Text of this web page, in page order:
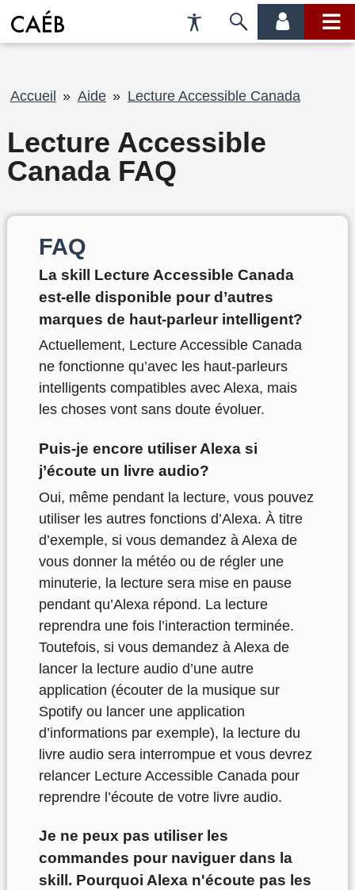
Préférences
d'accessibilité
Passer
recherche
menu
menu
Fil
Accueil Aide Lecture Accessible Canada
Lecture Accessible
Canada FAQ
FAQ
La skill Lecture Accessible Canada
est-elle disponible pour d’autres
marques de haut-parleur intelligent?
Actuellement, Lecture Accessible Canada
ne fonctionne qu’avec les haut-parleurs
intelligents compatibles avec Alexa, mais
les choses vont sans doute évoluer.
Puis-je encore utiliser Alexa si
j’écoute un livre audio?
Oui, même pendant la lecture, vous pouvez
utiliser les autres fonctions d’Alexa. À titre
d’exemple, si vous demandez à Alexa de
vous donner la météo ou de régler une
minuterie, la lecture sera mise en pause
pendant qu’Alexa répond. La lecture
reprendra une fois l’interaction terminée.
Toutefois, si vous demandez à Alexa de
lancer la lecture audio d’une autre
application (écouter de la musique sur
Spotify ou lancer une application
d’informations par exemple), la lecture du
livre audio sera interrompue et vous devrez
relancer Lecture Accessible Canada pour
reprendre l’écoute de votre livre audio.
Je ne peux pas utiliser les
commandes pour naviguer dans la
skill. Pourquoi Alexa n'écoute pas les